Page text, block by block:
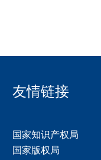
友情链接
国家知识产权局
国家版权局